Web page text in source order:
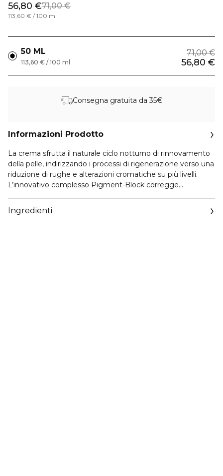
56,80 €71,00 €
113,60 € / 100 ml
50 ML 71,00 €
56,80 €
113,60 € / 100 ml
Consegna gratuita da 35€
Informazioni Prodotto
La crema sfrutta il naturale ciclo notturno di rinnovamento
della pelle, indirizzando i processi di rigenerazione verso una
riduzione di rughe e alterazioni cromatiche su più livelli.
L’innovativo complesso Pigment-Block corregge
colorito. Le matrichine contenute nella crema aumentano
la produzione delle proteine della matrice intercellulare* e
migliorano la struttura reticolare della pelle. Insieme all'acido
Ingredienti